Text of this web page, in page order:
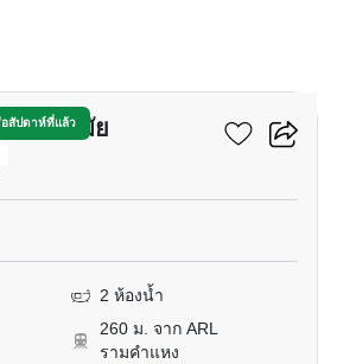
อสัปดาห์ที่แล้วเอกมัย
2 ห้องน้ำ
260 ม. จาก ARL
รามคำแหง